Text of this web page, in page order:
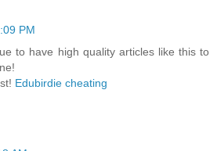
PM
to have high quality articles like this to
Edubirdie cheating